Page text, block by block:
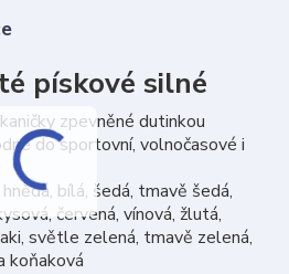
pískové silné
zpevněné dutinkou
do sportovní, volnočasové i
bílá, šedá, tmavě šedá,
červená, vínová, žlutá,
světle zelená, tmavě zelená,
koňaková